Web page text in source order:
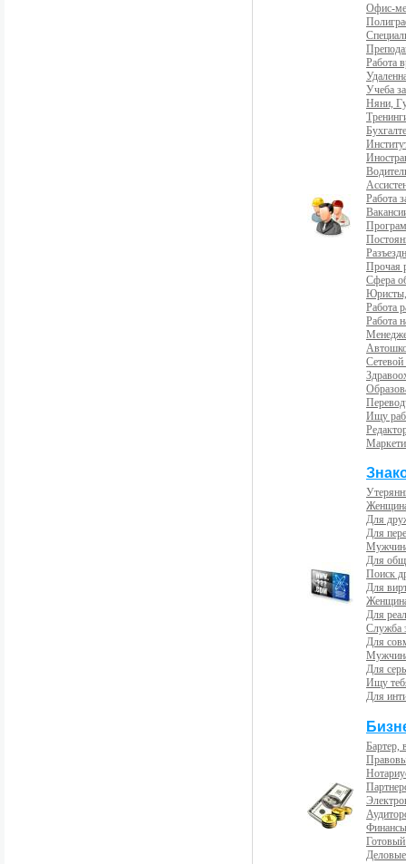
Офис-
Работа
Учеба
Няни,
Работа
Прочая
Сфера
Юристы,
Работа
Работа
Сетевой
Ищу
Для
Для
Для
Поиск
Для
Для
Служба
Для
Для
Ищу
Для
Бартер,
Готовый